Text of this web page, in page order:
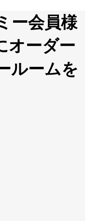
ー会員様
オーダー
ルームを